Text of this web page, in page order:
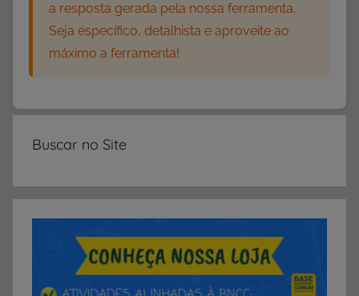
a resposta gerada pela nossa ferramenta.
Seja específico, detalhista e aproveite ao
máximo a ferramenta!
Buscar no Site